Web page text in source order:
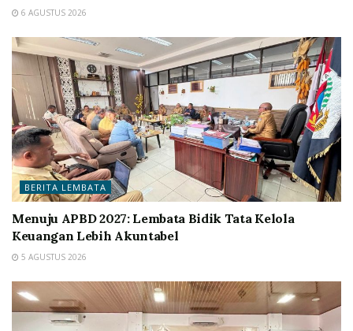
6 AGUSTUS 2026
BERITA LEMBATA
Menuju APBD 2027: Lembata Bidik Tata Kelola
Keuangan Lebih Akuntabel
5 AGUSTUS 2026